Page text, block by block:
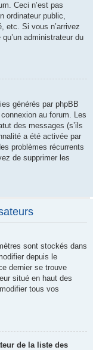
Ceci n’est pas
ordinateur public,
etc. Si vous n’arrivez
administrateur du
générés par phpBB
au forum. Les
des messages (s’ils
a été activée par
problèmes récurrents
de supprimer les
sont stockés dans
depuis le
dernier se trouve
situé en haut des
tous vos
de la liste des